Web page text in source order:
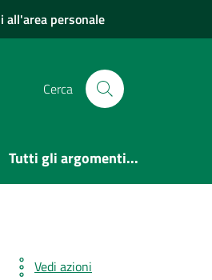
all'area personale
Cerca
Tutti gli argomenti...
Vedi azioni